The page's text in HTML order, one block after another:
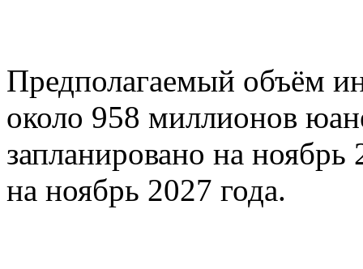
Предполагаемый объём
около 958 миллионов
запланировано на
на ноябрь 2027 года.